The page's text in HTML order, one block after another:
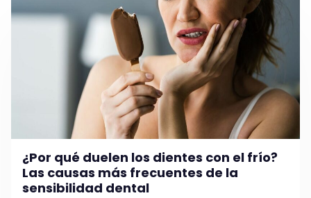
¿Por qué duelen los dientes con el frío?
Las causas más frecuentes de la
sensibilidad dental